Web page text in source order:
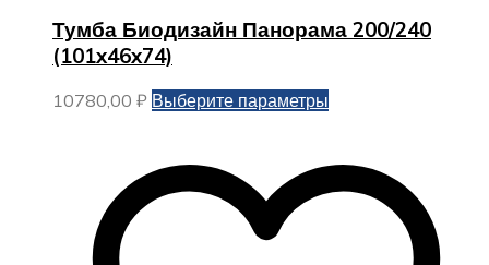
Тумба Биодизайн Панорама 200/240
(101x46x74)
10780,00 ₽ Выберите параметры
несколько
вариаций.
Опции